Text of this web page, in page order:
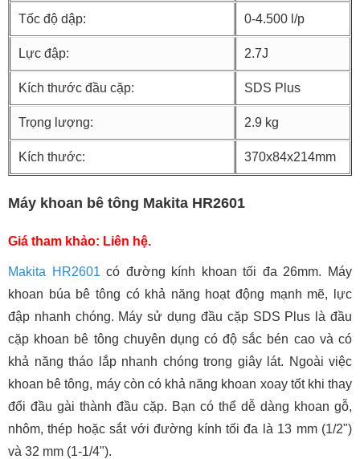
Tốc độ dập: 0-4.500 l/p
Lực đập: 2.7J
Kích thước đầu cặp: SDS Plus
Trọng lượng: 2.9 kg
Kích thước: 370x84x214mm
Máy khoan bê tông Makita HR2601
Giá tham khảo: Liên hệ.
Makita HR2601 có đường kính khoan tối đa 26mm. Máy
khoan búa bê tông có khả năng hoạt động mạnh mẽ, lực
đập nhanh chóng. Máy sử dụng đầu cặp SDS Plus là đầu
cặp khoan bê tông chuyên dụng có độ sắc bén cao và có
khả năng tháo lắp nhanh chóng trong giây lát. Ngoài việc
khoan bê tông, máy còn có khả năng khoan xoay tốt khi thay
đổi đầu gài thành đầu cặp. Bạn có thể dễ dàng khoan gỗ,
nhôm, thép hoặc sắt với đường kính tối đa là 13 mm (1/2")
và 32 mm (1-1/4").